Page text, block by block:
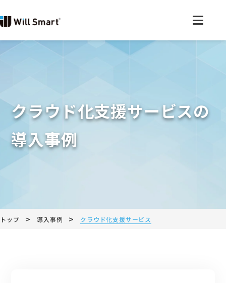
クラウド化支援サービスの
導入事例
トップ > 導入事例 > クラウド化支援サービス